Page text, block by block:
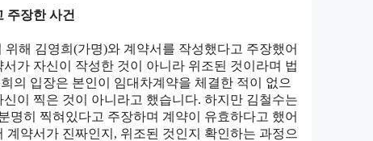
주장한 사건
해 김영희(가명)와 계약서를 작성했다고 주장했어
가 자신이 작성한 것이 아니라 위조된 것이라며 법
의 입장은 본인이 임대차계약을 체결한 적이 없으
이 찍은 것이 아니라고 했습니다. 하지만 김철수는
명히 찍혀있다고 주장하며 계약이 유효하다고 했어
계약서가 진짜인지, 위조된 것인지 확인하는 과정으